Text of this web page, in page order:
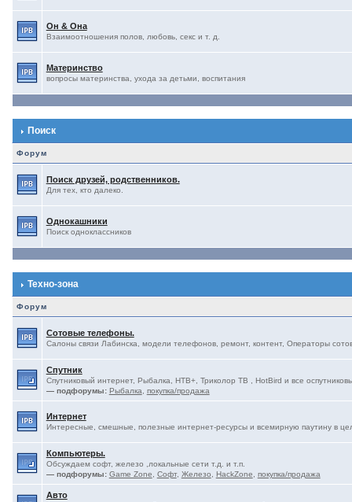
Он & Она
Взаимоотношения полов, любовь, секс и т. д.
Материнство
вопросы материнства, ухода за детьми, воспитания
Поиск
Форум
Поиск друзей, родственников.
Для тех, кто далеко.
Однокашники
Поиск одноклассников
Техно-зона
Форум
Сотовые телефоны.
Салоны связи Лабинска, модели телефонов, ремонт, контент, Операторы
Спутник
Спутниковый интернет, Рыбалка, НТВ+, Триколор ТВ , HotBird и все
— подфорумы: Рыбалка покупка/продажа
Интернет
Интересные, смешные, полезные интернет-ресурсы и всемирную паутину в
Компьютеры.
Обсуждаем софт, железо ,локальные сети т.д. и т.п.
— подфорумы: Game Zone Софт, Железо HackZone покупка/продажа
Авто